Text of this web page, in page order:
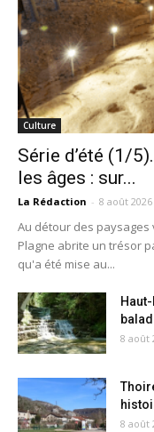
Culture
Série d’été (1/
les âges : sur...
La Rédaction - 8 août 2026
Au détour des paysages
Plagne abrite un trésor
qu'a été mise au...
8 août
8 août